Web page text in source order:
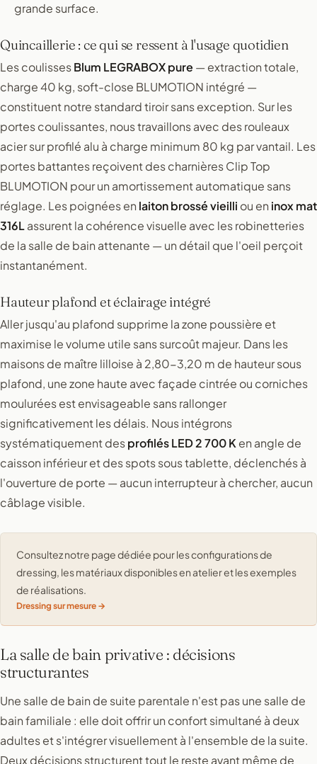
grande surface.
Quincaillerie : ce qui se ressent à l'usage quotidien
Les coulissesBlum LEGRABOX pure — extraction totale,
charge 40 kg, soft-close BLUMOTION intégré —
constituent notre standard tiroir sans exception. Sur les
portes coulissantes, nous travaillons avec des rouleaux
acier sur profilé alu à charge minimum 80 kg par vantail. Les
portes battantes reçoivent des charnières Clip Top
BLUMOTION pour un amortissement automatique sans
réglage. Les poignées en laiton brossé vieilli ou en inox mat
316Lassurent la cohérence visuelle avec les robinetteries
de la salle de bain attenante — un détail que l'oeil perçoit
instantanément.
Hauteur plafond et éclairage intégré
Aller jusqu'au plafond supprime la zone poussière et
maximise le volume utile sans surcoût majeur. Dans les
maisons de maître lilloise à 2,80-3,20 m de hauteur sous
plafond, une zone haute avec façade cintrée ou corniches
moulurées est envisageable sans rallonger
significativement les délais. Nous intégrons
systématiquement desprofilés LED 2 700 K en angle de
caisson inférieur et des spots sous tablette, déclenchés à
l'ouverture de porte — aucun interrupteur à chercher, aucun
câblage visible.
Consultez notre page dédiée pour les configurations de
dressing, les matériaux disponibles en atelier et les exemples
de réalisations.
Dressing sur mesure
La salle de bain privative : décisions
structurantes
Une salle de bain de suite parentale n'est pas une salle de
bain familiale : elle doit offrir un confort simultané à deux
adultes et s'intégrer visuellement à l'ensemble de la suite.
Deux décisions structurent tout le reste avant même de